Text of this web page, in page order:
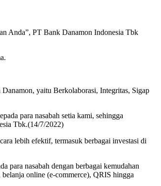
Anda”, PT Bank Danamon Indonesia Tbk
yaitu Berkolaborasi, Integritas, Sigap
para nasabah setia kami, sehingga
Tbk.(14/7/2022)
lebih efektif, termasuk berbagai investasi di
para nasabah dengan berbagai kemudahan
online (e-commerce), QRIS hingga